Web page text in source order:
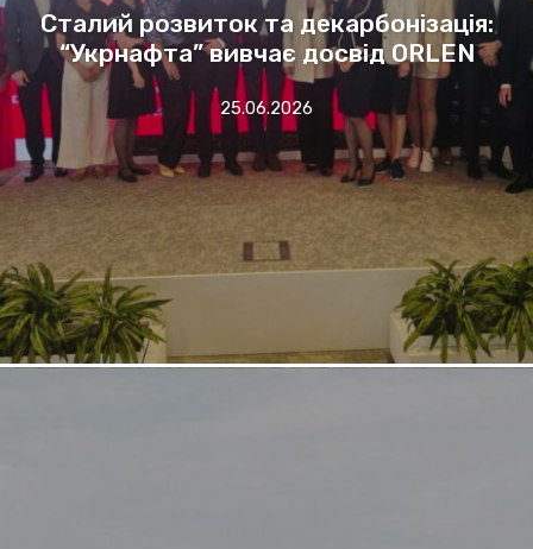
Сталий розвиток та декарбонізація:
“Укрнафта” вивчає досвід ORLEN
25.06.2026